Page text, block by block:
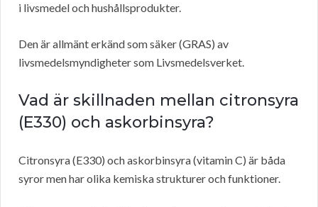
i livsmedel och hushållsprodukter.
Den är allmänt erkänd som säker (GRAS) av
livsmedelsmyndigheter som Livsmedelsverket.
Vad är skillnaden mellan citronsyra
(E330) och askorbinsyra?
Citronsyra (E330) och askorbinsyra (vitamin C) är båda
syror men har olika kemiska strukturer och funktioner.